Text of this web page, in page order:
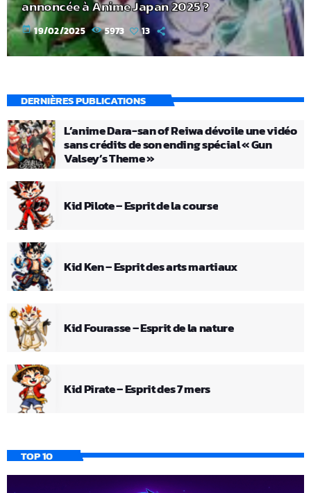
annoncée à Anime Japan 2025 ?
today 19/02/2025 5973 13
DERNIÈRES PUBLICATIONS
L’anime Dara-san of Reiwa dévoile une vidéo
sans crédits de son ending spécial « Gun
Valsey’s Theme »
Kid Pilote – Esprit de la course
Kid Ken – Esprit des arts martiaux
Kid Fourasse – Esprit de la nature
Kid Pirate – Esprit des 7 mers
TOP 10